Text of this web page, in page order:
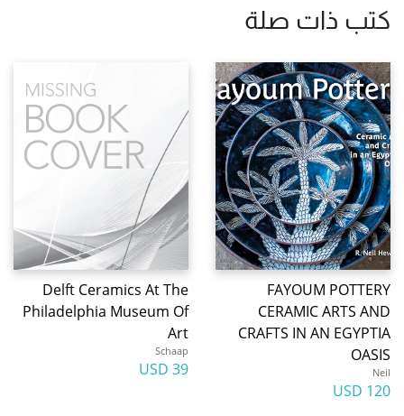
كتب ذات صلة
FAYOUM POTTERY
CERAMIC ARTS AND
CRAFTS IN AN EGYPTIA
OASIS
Neil
120 USD
Delft Ceramics At The
Philadelphia Museum Of
Art
Schaap
39 USD